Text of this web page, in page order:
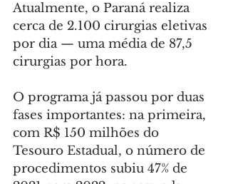
Atualmente, o Paraná realiza
cerca de 2.100 cirurgias eletivas
por dia — uma média de 87,5
cirurgias por hora.
O programa já passou por duas
fases importantes: na primeira,
com R$ 150 milhões do
Tesouro Estadual, o número de
procedimentos subiu 47% de